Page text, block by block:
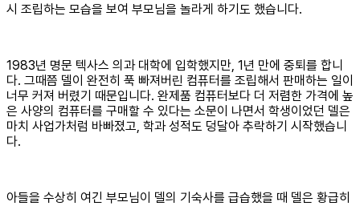
시 조립하는 모습을 보여 부모님을 놀라게 하기도 했습니다.
1983년 명문 텍사스 의과 대학에 입학했지만, 1년 만에 중퇴를 합니
다. 그때쯤 델이 완전히 푹 빠져버린 컴퓨터를 조립해서 판매하는 일이
너무 커져 버렸기 때문입니다. 완제품 컴퓨터보다 더 저렴한 가격에 높
은 사양의 컴퓨터를 구매할 수 있다는 소문이 나면서 학생이었던 델은
마치 사업가처럼 바빠졌고, 학과 성적도 덩달아 추락하기 시작했습니
다.
아들을 수상히 여긴 부모님이 델의 기숙사를 급습했을 때 델은 황급히